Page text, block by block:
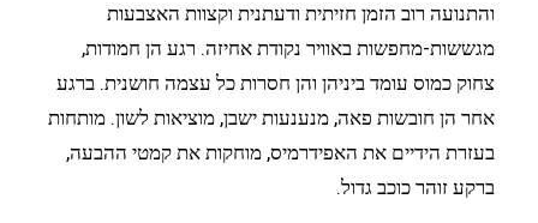
והתנועה רוב הזמן חזיתית ודעתנית וקצוות האצבעות
מגששות-מחפשות באוויר נקודת אחיזה. רגע הן חמודות,
צחוק כמוס עומד ביניהן והן חסרות כל עצמה חושנית. ברגע
אחר הן חובשות פאה, מנענעות ישבן, מוציאות לשון. מותחות
בעזרת הידיים את האפידרמיס, מוחקות את קמטי ההבעה,
ברקע זוהר כוכב גדול.